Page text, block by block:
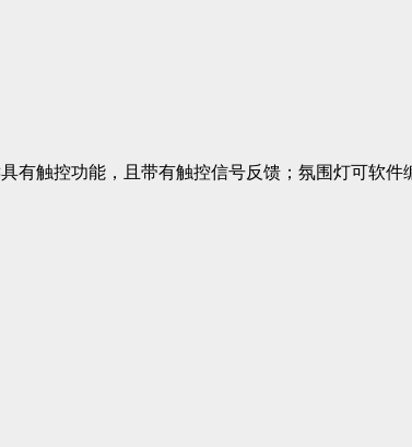
触控功能，且带有触控信号反馈；氛围灯可软